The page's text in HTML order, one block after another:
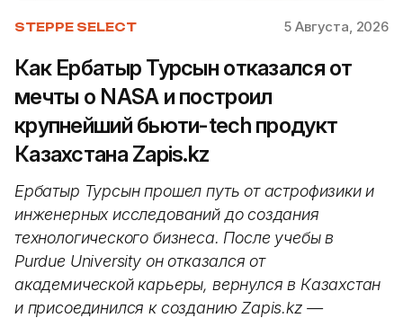
STEPPE SELECT 5 Августа, 2026
Как Ербатыр Турсын отказался от
мечты о NASA и построил
крупнейший бьюти-tech продукт
Казахстана Zapis.kz
Ербатыр Турсын прошел путь от астрофизики и
инженерных исследований до создания
технологического бизнеса. После учебы в
Purdue University он отказался от
академической карьеры, вернулся в Казахстан
и присоединился к созданию Zapis.kz —